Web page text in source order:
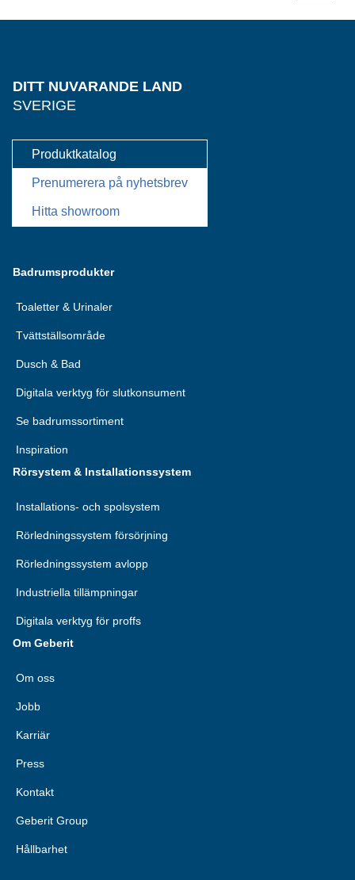
DITT NUVARANDE LAND
SVERIGE
Produktkatalog
Prenumerera på nyhetsbrev
Hitta showroom
Badrumsprodukter
Toaletter & Urinaler
Tvättställsområde
Dusch & Bad
Digitala verktyg för slutkonsument
Se badrumssortiment
Inspiration
Rörsystem & Installationssystem
Installations- och spolsystem
Rörledningssystem försörjning
Rörledningssystem avlopp
Industriella tillämpningar
Digitala verktyg för proffs
Om Geberit
Om oss
Jobb
Karriär
Press
Kontakt
Geberit Group
Hållbarhet